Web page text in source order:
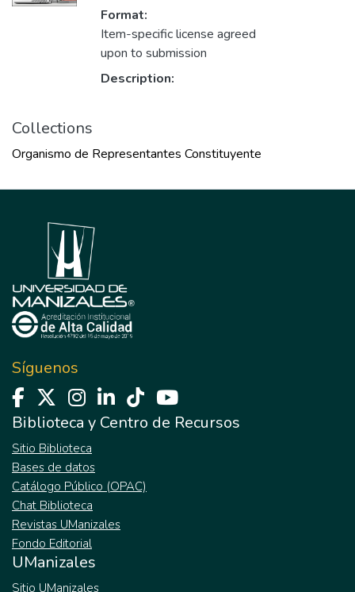
Format:
Item-specific license agreed
upon to submission
Description:
Collections
Organismo de Representantes Constituyente
Síguenos
Biblioteca y Centro de Recursos
Sitio Biblioteca
Bases de datos
Catálogo Público (OPAC)
Chat Biblioteca
Revistas UManizales
Fondo Editorial
UManizales
Sitio UManizales